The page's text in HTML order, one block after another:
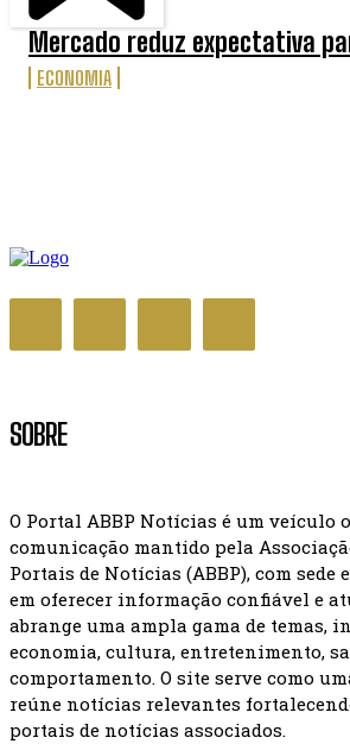
Mercado reduz expectativa
ECONOMIA
SOBRE
O Portal ABBP Notícias é um veículo
comunicação mantido pela
Portais de Notícias (ABBP), com sede
em oferecer informação confiável e
abrange uma ampla gama de temas,
economia, cultura, entretenimento,
comportamento. O site serve como
reúne notícias relevantes
portais de notícias associados.